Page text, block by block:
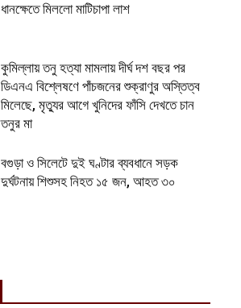
ধানক্ষেতে মিললো মাটিচাপা লাশ
কুমিল্লায় তনু হত্যা মামলায় দীর্ঘ দশ বছর পর
ডিএনএ বিশ্লেষণে পাঁচজনের শুক্রাণুর অস্তিত্ব
মিলেছে, মৃত্যুর আগে খুনিদের ফাঁসি দেখতে চান
তনুর মা
বগুড়া ও সিলেটে দুই ঘণ্টার ব্যবধানে সড়ক
দুর্ঘটনায় শিশুসহ নিহত ১৫ জন, আহত ৩০